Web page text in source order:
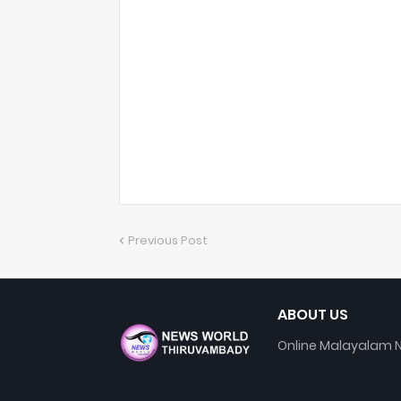
Previous Post
ABOUT US
Online Malayalam